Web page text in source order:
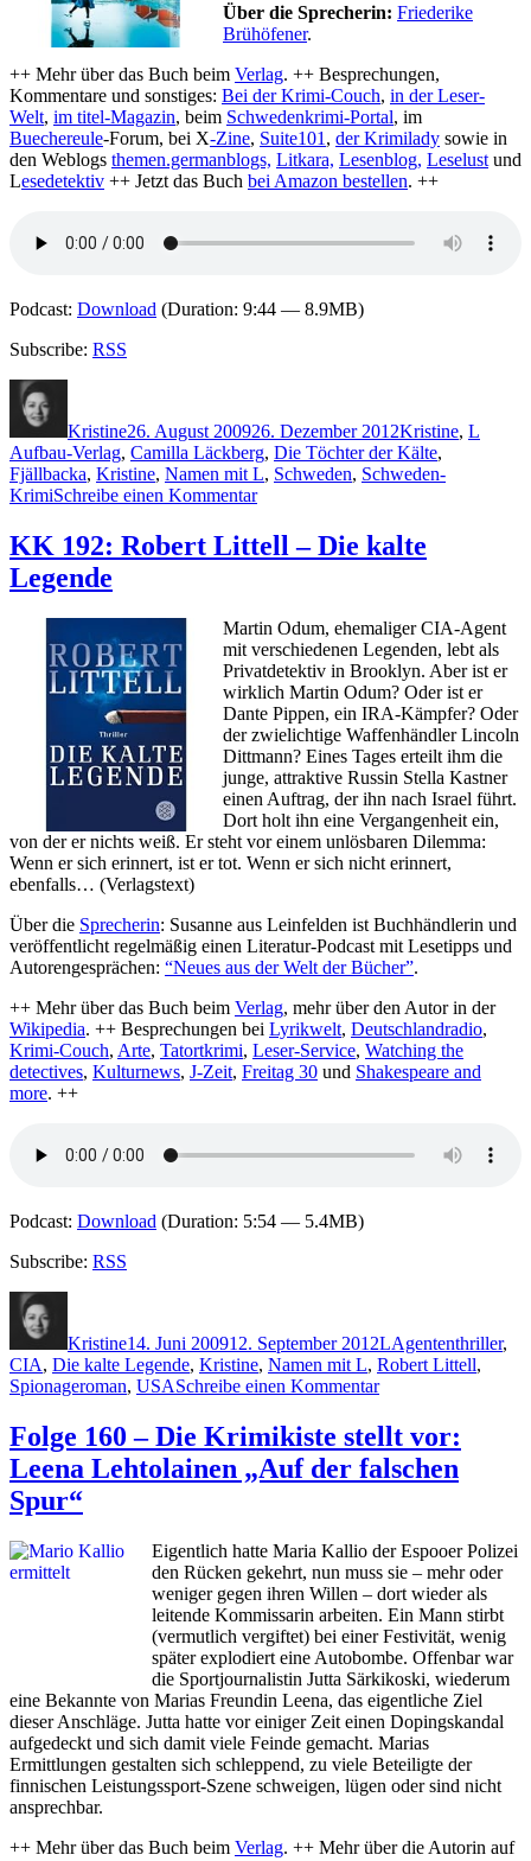
Über die Sprecherin: Friederike
Brühöfener.
++ Mehr über das Buch beim Verlag. ++ Besprechungen,
Kommentare und sonstiges: Bei der Krimi-Couch, in der Leser-
Welt, im titel-Magazin, beim Schwedenkrimi-Portal, im
Buechereule-Forum, bei X-Zine, Suite101, der Krimilady sowie in
den Weblogs themen.germanblogs, Litkara, Lesenblog, Leselustund
Lesedetektiv ++ Jetzt das Buch bei Amazon bestellen. ++
Podcast: Download (Duration: 9:44 — 8.9MB)
Subscribe: RSS
Kristine26. August 200926. Dezember 2012Kristine, L
Aufbau-Verlag, Camilla Läckberg, Die Töchter der Kälte,
Fjällbacka, Kristine, Namen mit L, Schweden, Schweden-
KrimiSchreibe einen Kommentarzu
221:
Camilla
Die
Töchter
der
Kälte
KK 192: Robert Littell – Die kalte
Legende
Martin Odum, ehemaliger CIA-Agent
mit verschiedenen Legenden, lebt als
Privatdetektiv in Brooklyn. Aber ist er
wirklich Martin Odum? Oder ist er
Dante Pippen, ein IRA-Kämpfer? Oder
der zwielichtige Waffenhändler Lincoln
Dittmann? Eines Tages erteilt ihm die
junge, attraktive Russin Stella Kastner
einen Auftrag, der ihn nach Israel führt.
Dort holt ihn eine Vergangenheit ein,
von der er nichts weiß. Er steht vor einem unlösbaren Dilemma:
Wenn er sich erinnert, ist er tot. Wenn er sich nicht erinnert,
ebenfalls… (Verlagstext)
Über die Sprecherin: Susanne aus Leinfelden ist Buchhändlerin und
veröffentlicht regelmäßig einen Literatur-Podcast mit Lesetipps und
Autorengesprächen: “Neues aus der Welt der Bücher”.
++ Mehr über das Buch beim Verlag, mehr über den Autor in der
Wikipedia. ++ Besprechungen bei Lyrikwelt, Deutschlandradio,
Krimi-Couch, Arte, Tatortkrimi, Leser-Service, Watching the
detectives, Kulturnews, J-Zeit, Freitag 30 und Shakespeare and
more. ++
Podcast: Download (Duration: 5:54 — 5.4MB)
Subscribe: RSS
Kristine14. Juni 200912. September 2012LAgententhriller,
CIA, Die kalte Legende, Kristine, Namen mit L, Robert Littell,
Spionageroman, USASchreibe einen Kommentarzu
192:
Robert
Littell
Legende
Folge 160 – Die Krimikiste stellt vor:
Leena Lehtolainen „Auf der falschen
Spur“
Eigentlich hatte Maria Kallio der Espooer Polizei
den Rücken gekehrt, nun muss sie – mehr oder
weniger gegen ihren Willen – dort wieder als
leitende Kommissarin arbeiten. Ein Mann stirbt
(vermutlich vergiftet) bei einer Festivität, wenig
später explodiert eine Autobombe. Offenbar war
die Sportjournalistin Jutta Särkikoski, wiederum
eine Bekannte von Marias Freundin Leena, das eigentliche Ziel
dieser Anschläge. Jutta hatte vor einiger Zeit einen Dopingskandal
aufgedeckt und sich damit viele Feinde gemacht. Marias
Ermittlungen gestalten sich schleppend, zu viele Beteiligte der
finnischen Leistungssport-Szene schweigen, lügen oder sind nicht
ansprechbar.
++ Mehr über das Buch beim Verlag. ++ Mehr über die Autorin auf